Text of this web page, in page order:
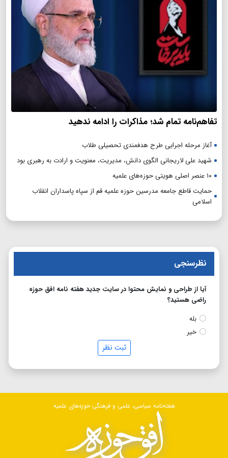
تفاهم‌نامه تمام شد؛ مذاکرات را ادامه ندهید
آغاز مرحله اجرایی طرح هدفمندی تحصیلی طلاب
شهید علی لاریجانی الگوی دانش، مدیریت، معنویت و ارادت به رهبری بود
۱۰ عنصر اصلی هویتی حوزه‌های علمیه
حمایت قاطع جامعه مدرسین حوزه علمیه قم از سپاه پاسداران انقلاب
اسلامی
نظرسنجی
آیا از طراحی و نمایش محتوا در سایت جدید هفته نامه افق حوزه
راضی هستید؟
بله
خیر
ثبت نظر
هفته‌نامه سیاسی، علمی و فرهنگی حوزه‌های علمیه